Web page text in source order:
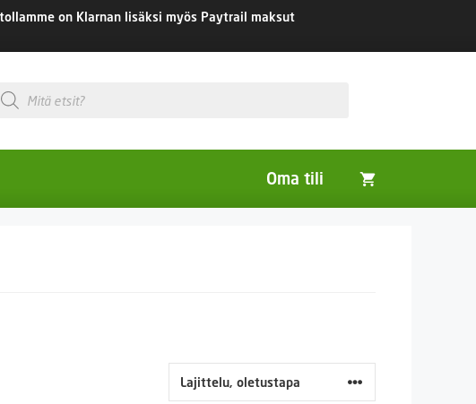
on Klarnan lisäksi myös Paytrail maksut
Oma tili